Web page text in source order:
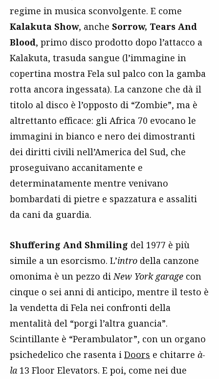
regime in musica sconvolgente. E come
Kalakuta Show, anche Sorrow, Tears And
Blood, primo disco prodotto dopo l’attacco a
Kalakuta, trasuda sangue (l’immagine in
copertina mostra Fela sul palco con la gamba
rotta ancora ingessata). La canzone che dà il
titolo al disco è l’opposto di “Zombie”, ma è
altrettanto efficace: gli Africa 70 evocano le
immagini in bianco e nero dei dimostranti
dei diritti civili nell’America del Sud, che
proseguivano accanitamente e
determinatamente mentre venivano
bombardati di pietre e spazzatura e assaliti
da cani da guardia.
Shuffering And Shmiling del 1977 è più
simile a un esorcismo. L’intro della canzone
omonima è un pezzo di New York garage con
cinque o sei anni di anticipo, mentre il testo è
la vendetta di Fela nei confronti della
mentalità del “porgi l’altra guancia”.
Scintillante è “Perambulator”, con un organo
psichedelico che rasenta i Doors e chitarre à-
la 13 Floor Elevators. E poi, come nei due